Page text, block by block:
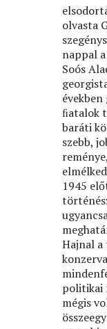
olvasta
nappal
Soós
ﬁatalok
baráti
szebb,
1945
Hajnal
politikai
mégis